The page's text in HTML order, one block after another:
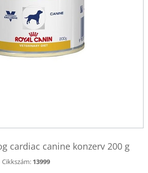
cardiac canine konzerv 200 g
Cikkszám: 13999